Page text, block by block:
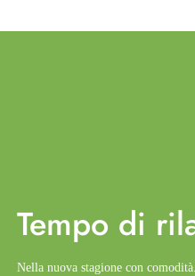
Tempo di
Nella nuova stagione con comodità.